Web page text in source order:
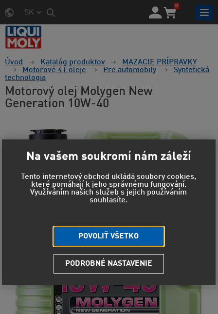
SK
0
Úvod Katalóg produktov
MAZACIE PRÍPRAVKY
Motorové 4T oleje
Pre automobily
Syntetická
technologia
Motorový olej Molygen New
Generation 10W-40
Na vašem soukromí nám záleží
Tento internetový obchod ukládá soubory cookies,
které pomáhají k jeho správnému fungování.
Využíváním našich služeb s jejich používáním
souhlasíte.
POVOLIŤ VŠETKO
PODROBNÉ NASTAVENIE